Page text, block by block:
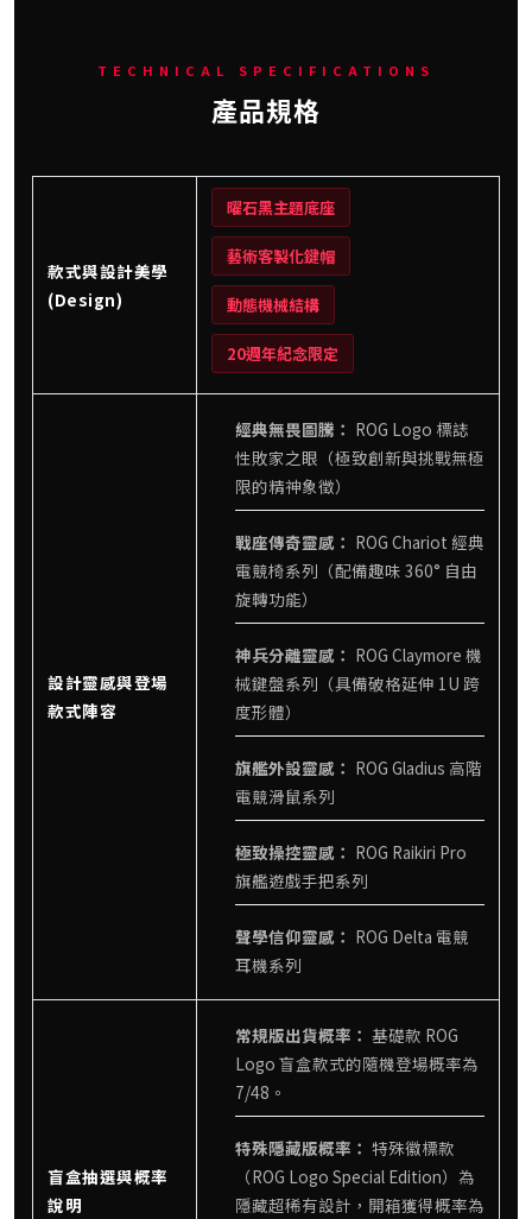
TECHNICAL SPECIFICATIONS
產品規格
款式與設計美學
(Design)
曜石黑主題底座
藝術客製化鍵帽
動態機械結構
20週年紀念限定
設計靈感與登場
款式陣容
經典無畏圖騰： ROG Logo 標誌
性敗家之眼（極致創新與挑戰無極
限的精神象徵）
戰座傳奇靈感： ROG Chariot 經典
電競椅系列（配備趣味 360° 自由
旋轉功能）
神兵分離靈感： ROG Claymore 機
械鍵盤系列（具備破格延伸 1U 跨
度形體）
旗艦外設靈感： ROG Gladius 高階
電競滑鼠系列
極致操控靈感： ROG Raikiri Pro
旗艦遊戲手把系列
聲學信仰靈感： ROG Delta 電競
耳機系列
盲盒抽選與概率
說明
常規版出貨概率： 基礎款 ROG
Logo 盲盒款式的隨機登場概率為
7/48。
特殊隱藏版概率： 特殊徽標款
（ROG Logo Special Edition）為
隱藏超稀有設計，開箱獲得概率為